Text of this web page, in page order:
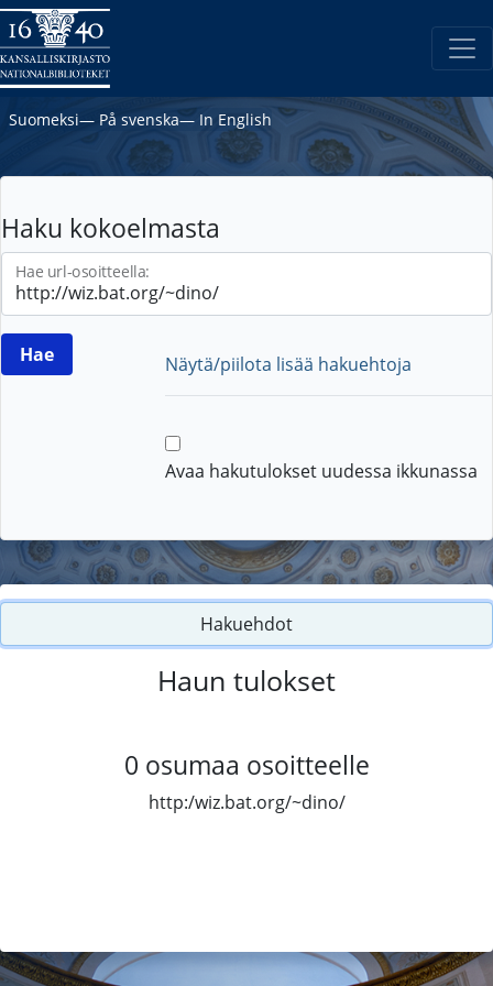
Suomeksi― På svenska― In English
Haku kokoelmasta
Hae url-osoitteella:
Näytä/piilota lisää hakuehtoja
Avaa hakutulokset uudessa ikkunassa
Hakuehdot
Haun tulokset
0 osumaa osoitteelle
http:/wiz.bat.org/~dino/